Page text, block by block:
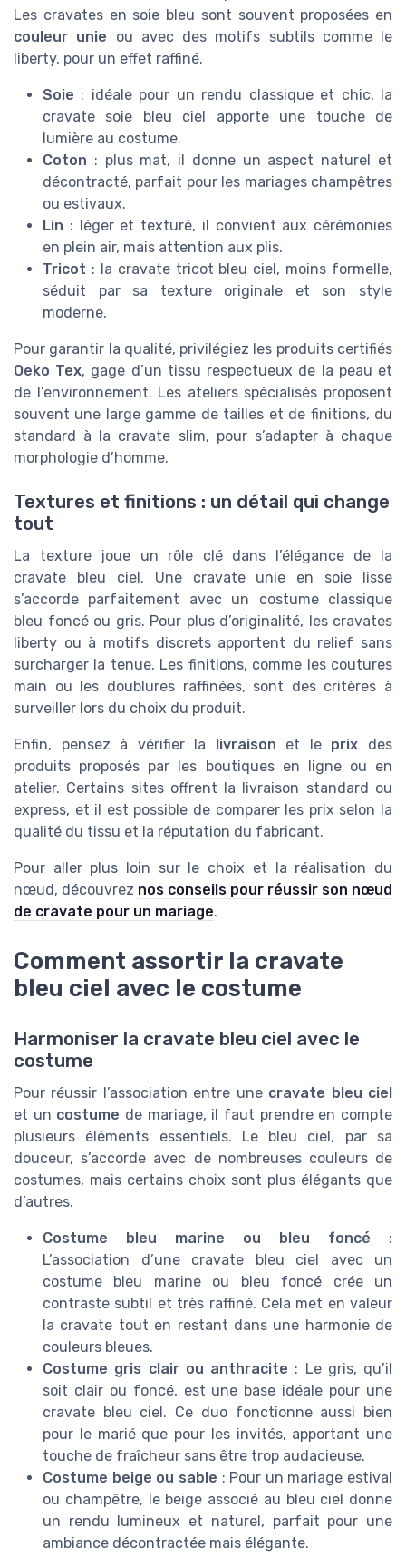
Les cravates en soie bleu sont souvent proposées en
couleur unie ou avec des motifs subtils comme le
liberty, pour un effet raffiné.
Soie : idéale pour un rendu classique et chic, la
cravate soie bleu ciel apporte une touche de
lumière au costume.
Coton : plus mat, il donne un aspect naturel et
décontracté, parfait pour les mariages champêtres
ou estivaux.
Lin : léger et texturé, il convient aux cérémonies
en plein air, mais attention aux plis.
Tricot : la cravate tricot bleu ciel, moins formelle,
séduit par sa texture originale et son style
moderne.
Pour garantir la qualité, privilégiez les produits certifiés
Oeko Tex, gage d’un tissu respectueux de la peau et
de l’environnement. Les ateliers spécialisés proposent
souvent une large gamme de tailles et de finitions, du
standard à la cravate slim, pour s’adapter à chaque
morphologie d’homme.
Textures et finitions : un détail qui change
tout
La texture joue un rôle clé dans l’élégance de la
cravate bleu ciel. Une cravate unie en soie lisse
s’accorde parfaitement avec un costume classique
bleu foncé ou gris. Pour plus d’originalité, les cravates
liberty ou à motifs discrets apportent du relief sans
surcharger la tenue. Les finitions, comme les coutures
main ou les doublures raffinées, sont des critères à
surveiller lors du choix du produit.
Enfin, pensez à vérifier la livraison et le prix des
produits proposés par les boutiques en ligne ou en
atelier. Certains sites offrent la livraison standard ou
express, et il est possible de comparer les prix selon la
qualité du tissu et la réputation du fabricant.
Pour aller plus loin sur le choix et la réalisation du
nœud, découvrez nos conseils pour réussir son nœud
de cravate pour un mariage.
Comment assortir la cravate
bleu ciel avec le costume
Harmoniser la cravate bleu ciel avec le
costume
Pour réussir l’association entre une cravate bleu ciel
et un costume de mariage, il faut prendre en compte
plusieurs éléments essentiels. Le bleu ciel, par sa
douceur, s’accorde avec de nombreuses couleurs de
costumes, mais certains choix sont plus élégants que
d’autres.
Costume bleu marine ou bleu foncé :
L’association d’une cravate bleu ciel avec un
costume bleu marine ou bleu foncé crée un
contraste subtil et très raffiné. Cela met en valeur
la cravate tout en restant dans une harmonie de
couleurs bleues.
Costume gris clair ou anthracite : Le gris, qu’il
soit clair ou foncé, est une base idéale pour une
cravate bleu ciel. Ce duo fonctionne aussi bien
pour le marié que pour les invités, apportant une
touche de fraîcheur sans être trop audacieuse.
Costume beige ou sable : Pour un mariage estival
ou champêtre, le beige associé au bleu ciel donne
un rendu lumineux et naturel, parfait pour une
ambiance décontractée mais élégante.